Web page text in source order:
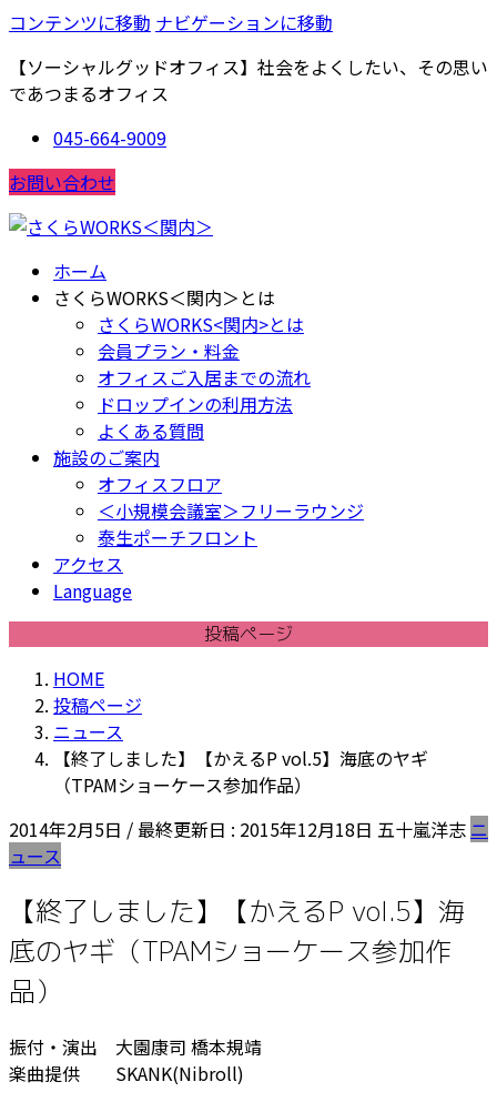
コンテンツに移動 ナビゲーションに移動
【ソーシャルグッドオフィス】社会をよくしたい、その思い
であつまるオフィス
045-664-9009
お問い合わせ
ホーム
さくらWORKS＜関内＞とは
さくらWORKS<関内>とは
会員プラン・料金
オフィスご入居までの流れ
ドロップインの利用方法
よくある質問
施設のご案内
オフィスフロア
＜小規模会議室＞フリーラウンジ
泰生ポーチフロント
アクセス
Language
投稿ページ
HOME
投稿ページ
ニュース
【終了しました】【かえるP vol.5】海底のヤギ
（TPAMショーケース参加作品）
2014年2月5日 / 最終更新日 : 2015年12月18日 五十嵐洋志 ニ
ュース
【終了しました】【かえるP vol.5】海
底のヤギ（TPAMショーケース参加作
品）
振付・演出 大園康司 橋本規靖
楽曲提供 SKANK(Nibroll)